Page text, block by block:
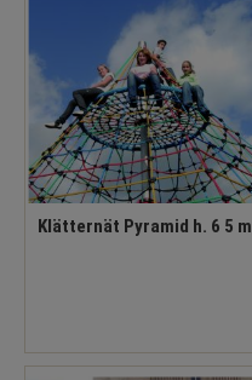
Klätternät Pyramid h. 6 5 m